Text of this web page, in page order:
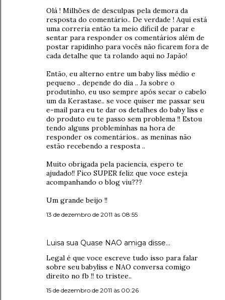
Olá ! Milhões de desculpas pela demora da
resposta do comentário.. De verdade ! Aqui está
uma correria então ta meio dificil de parar e
sentar para responder os comentários além de
postar rapidinho para vocês não ficarem fora de
cada detalhe que ta rolando aqui no Japão!
Então, eu alterno entre um baby liss médio e
pequeno .. depende do dia .. Ja sobre o
produtinho, eu uso sempre após secar o cabelo
um da Kerastase.. se voce quiser me passar seu
e-mail para eu te dar os detalhes do baby liss e
do produto eu te passo sem problema !! Estou
tendo alguns probleminhas na hora de
responder os comentários.. as meninas não
estão recebendo a resposta ..
Muito obrigada pela paciencia, espero te
ajudado!! Fico SUPER feliz que voce esteja
acompanhando o blog viu???
Um grande beijo !!
13 de dezembro de 2011 às 08:55
Luisa sua Quase NAO amiga disse…
Legal é que voce escreve tudo isso para falar
sobre seu babyliss e NAO conversa comigo
direito no fb !! to tristee..
15 de dezembro de 2011 às 00:26